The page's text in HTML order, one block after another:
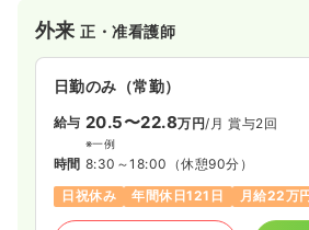
外来正・准看護師
日勤のみ（常勤）
給与 20.5〜22.8万円/月 賞与2回
※一例
時間 8:30～18:00 （休憩90分）
日祝休み
年間休日121日 月給22万